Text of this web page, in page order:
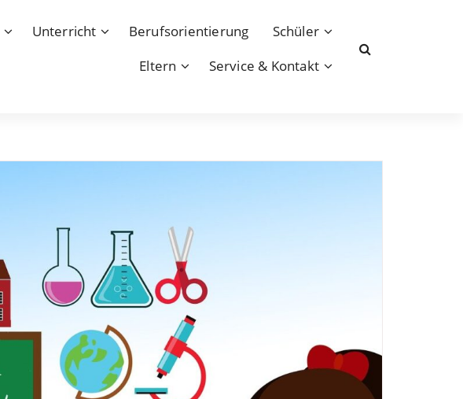
Unterricht Berufsorientierung
Schüler
Eltern
Service & Kontakt